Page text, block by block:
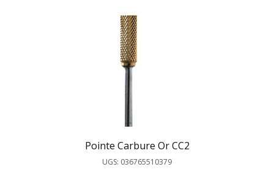
Pointe Carbure Or CC2
UGS: 036765510379